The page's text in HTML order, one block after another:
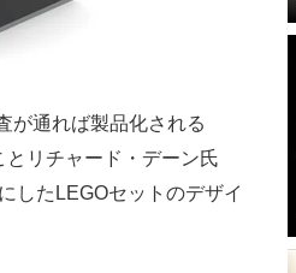
が通れば製品化される
とリチャード・デーン氏
したLEGOセットのデザイ